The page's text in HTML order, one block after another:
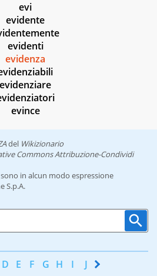
evi
evidente
evidenti
evidenza
evidenziare
evince
del Wikizionario
Commons Attribuzione-Condividi
in alcun modo espressione
S.p.A.
D E F G H I J K